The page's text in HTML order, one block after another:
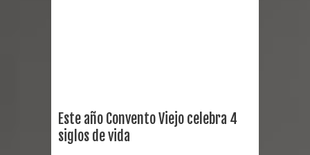
Curicó desarrollará jornada de
Este año Convento Viejo celebra 4
siglos de vida